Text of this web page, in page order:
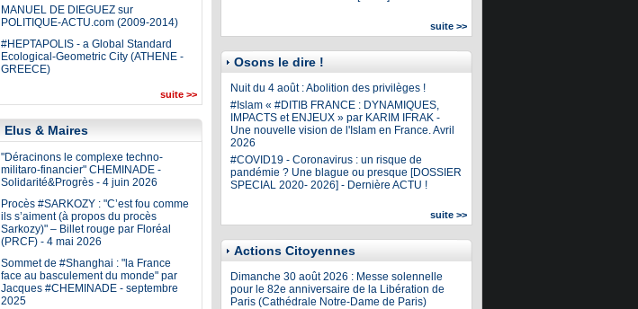
MANUEL DE DIEGUEZ sur
POLITIQUE-ACTU.com (2009-2014)
#HEPTAPOLIS - a Global Standard
Ecological-Geometric City (ATHENE -
GREECE)
suite >>
Elus & Maires
"Déracinons le complexe techno-
militaro-financier" CHEMINADE -
Solidarité&Progrès - 4 juin 2026
Procès #SARKOZY : "C’est fou comme
ils s’aiment (à propos du procès
Sarkozy)" – Billet rouge par Floréal
(PRCF) - 4 mai 2026
Sommet de #Shanghai : "la France
face au basculement du monde" par
Jacques #CHEMINADE - septembre
2025
suite >>
Osons le dire !
Nuit du 4 août : Abolition des privilèges !
#Islam « #DITIB FRANCE : DYNAMIQUES,
IMPACTS et ENJEUX » par KARIM IFRAK -
Une nouvelle vision de l'Islam en France. Avril
2026
#COVID19 - Coronavirus : un risque de
pandémie ? Une blague ou presque [DOSSIER
SPECIAL 2020- 2026] - Dernière ACTU !
suite >>
Actions Citoyennes
Dimanche 30 août 2026 : Messe solennelle
pour le 82e anniversaire de la Libération de
Paris (Cathédrale Notre-Dame de Paris)